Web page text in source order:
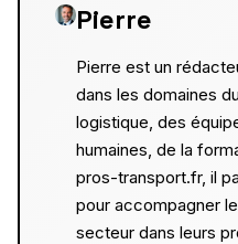
Pierre
Pierre est un
dans les domaines
logistique, des
humaines, de la
pros-transport.fr, il
pour accompagner
secteur dans leurs